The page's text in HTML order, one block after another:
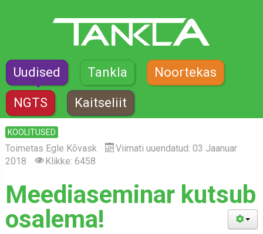
Uudised Tankla Noortekas
NGTS Kaitseliit
KOOLITUSED
Toimetas Egle Kõvask
Viimati uuendatud: 03 Jaanuar
2018
Klikke: 6458
Meediaseminar kutsub
osalema!